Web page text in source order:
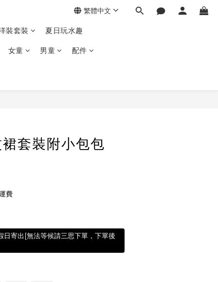
裝套裝 夏日玩水趣
女童 男童 配件
繁體中文
套裝附小包包
費
寄出[無法等候請三思下單，下單後